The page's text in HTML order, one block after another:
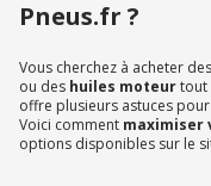
Pneus.fr ?
Vous cherchez à acheter des
ou des huiles moteurtout
offre plusieurs astuces
Voici comment maximiser
options disponibles sur le